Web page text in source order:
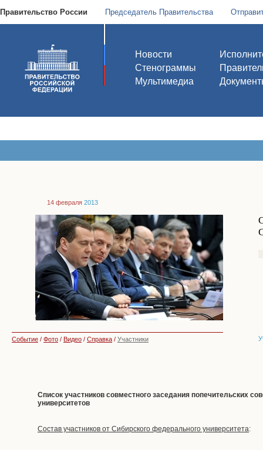
Правительство России Председатель Правительства
Новости
Стенограммы
Мультимедиа
14 февраля 2013
Событие / Фото / Видео / Справка / Участники
Список участников совместного заседания попечительских
университетов
Состав участников от Сибирского федерального университета: